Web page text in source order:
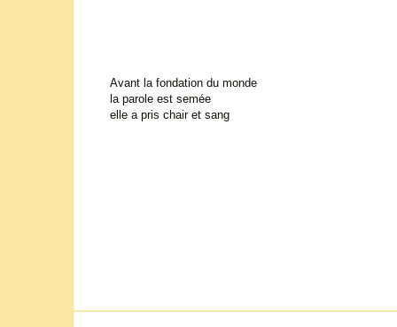
Avant la fondation du monde
la parole est semée
elle a pris chair et sang